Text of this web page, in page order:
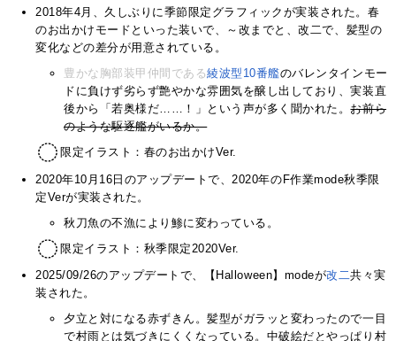
2018年4月、久しぶりに季節限定グラフィックが実装された。春
のお出かけモードといった装いで、～改までと、改二で、髪型の
変化などの差分が用意されている。
豊かな胸部装甲仲間である綾波型10番艦のバレンタインモー
ドに負けず劣らず艶やかな雰囲気を醸し出しており、実装直
後から「若奥様だ……！」という声が多く聞かれた。お前ら
のような駆逐艦がいるか。
限定イラスト：春のお出かけVer.
2020年10月16日のアップデートで、2020年のF作業mode秋季限
定Verが実装された。
秋刀魚の不漁により鯵に変わっている。
限定イラスト：秋季限定2020Ver.
2025/09/26のアップデートで、【Halloween】modeが改二共々実
装された。
夕立と対になる赤ずきん。髪型がガラッと変わったので一目
で村雨とは気づきにくくなっている。中破絵だとやっぱり村